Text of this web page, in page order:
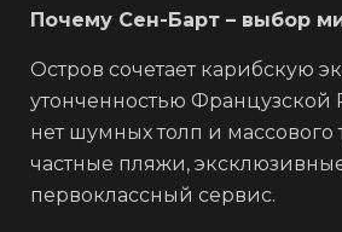
Почему Сен-Барт – выбор
Остров сочетает карибскую
утонченностью Французской
нет шумных толп и массового
частные пляжи,
первоклассный сервис.